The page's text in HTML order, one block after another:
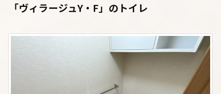
「ヴィラージュY・F」のトイレ